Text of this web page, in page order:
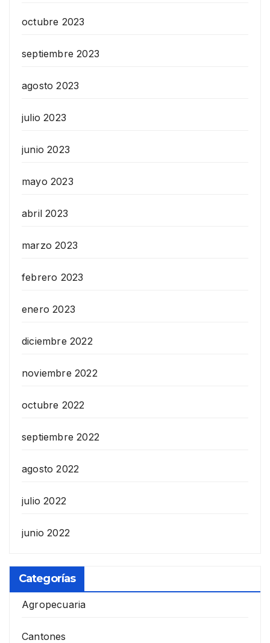
octubre 2023
septiembre 2023
agosto 2023
julio 2023
junio 2023
mayo 2023
abril 2023
marzo 2023
febrero 2023
enero 2023
diciembre 2022
noviembre 2022
octubre 2022
septiembre 2022
agosto 2022
julio 2022
junio 2022
Categorías
Agropecuaria
Cantones